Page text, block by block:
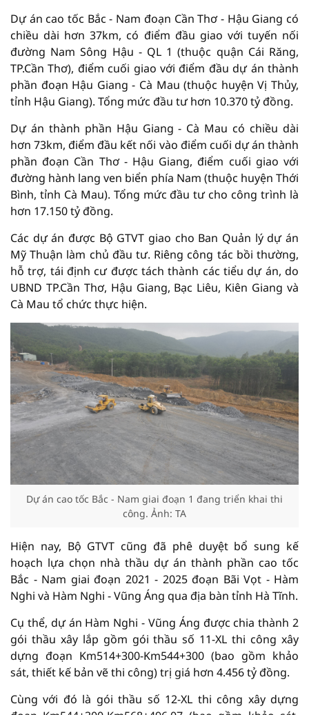
Dự án cao tốc Bắc - Nam đoạn Cần Thơ - Hậu Giang có
chiều dài hơn 37km, có điểm đầu giao với tuyến nối
đường Nam Sông Hậu - QL 1 (thuộc quận Cái Răng,
TP.Cần Thơ), điểm cuối giao với điểm đầu dự án thành
phần đoạn Hậu Giang - Cà Mau (thuộc huyện Vị Thủy,
tỉnh Hậu Giang). Tổng mức đầu tư hơn 10.370 tỷ đồng.
Dự án thành phần Hậu Giang - Cà Mau có chiều dài
hơn 73km, điểm đầu kết nối vào điểm cuối dự án thành
phần đoạn Cần Thơ - Hậu Giang, điểm cuối giao với
đường hành lang ven biển phía Nam (thuộc huyện Thới
Bình, tỉnh Cà Mau). Tổng mức đầu tư cho công trình là
hơn 17.150 tỷ đồng.
Các dự án được Bộ GTVT giao cho Ban Quản lý dự án
Mỹ Thuận làm chủ đầu tư. Riêng công tác bồi thường,
hỗ trợ, tái định cư được tách thành các tiểu dự án, do
UBND TP.Cần Thơ, Hậu Giang, Bạc Liêu, Kiên Giang và
Cà Mau tổ chức thực hiện.
Dự án cao tốc Bắc - Nam giai đoạn 1 đang triển khai thi
công. Ảnh: TA
Hiện nay, Bộ GTVT cũng đã phê duyệt bổ sung kế
hoạch lựa chọn nhà thầu dự án thành phần cao tốc
Bắc - Nam giai đoạn 2021 - 2025 đoạn Bãi Vọt - Hàm
Nghi và Hàm Nghi - Vũng Áng qua địa bàn tỉnh Hà Tĩnh.
Cụ thể, dự án Hàm Nghi - Vũng Áng được chia thành 2
gói thầu xây lắp gồm gói thầu số 11-XL thi công xây
dựng đoạn Km514+300-Km544+300 (bao gồm khảo
sát, thiết kế bản vẽ thi công) trị giá hơn 4.456 tỷ đồng.
Cùng với đó là gói thầu số 12-XL thi công xây dựng